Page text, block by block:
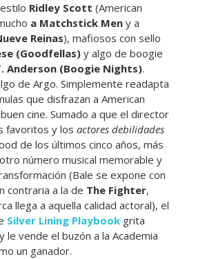
Ridley Scott (American
a Matchstick Men y a
Reinas), mafiosos con sello
(Goodfellas) y algo de boogie
Anderson (Boogie Nights).
de Argo. Simplemente readapta
que disfrazan a American
cine. Sumado a que el director
favoritos y los actores debilidades
de los últimos cinco años, más
número musical memorable y
(Bale se expone con
contraria a la de The Fighter,
llega a aquella calidad actoral), el
Silver Lining Playbook grita
y le vende el buzón a la Academia
un ganador.